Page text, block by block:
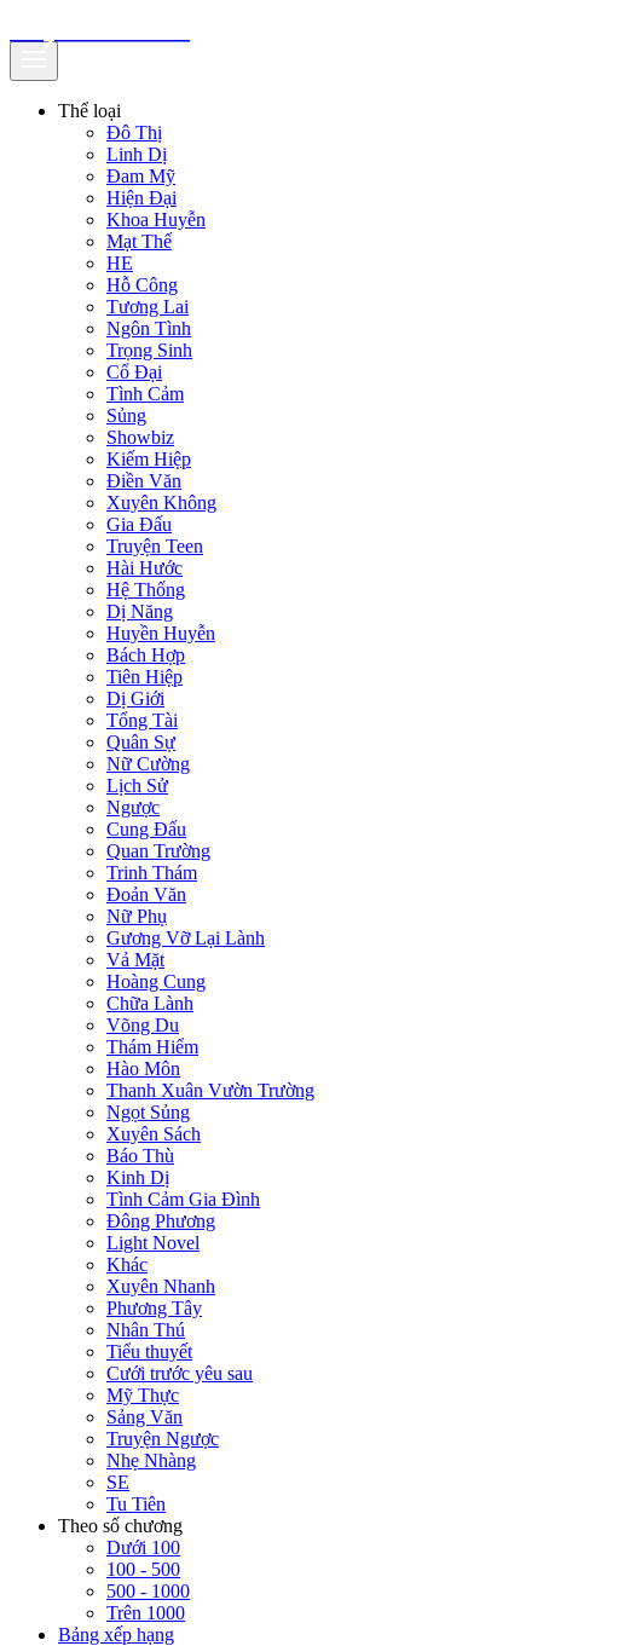
Thể loại
Đô Thị
Linh Dị
Đam Mỹ
Hiện Đại
Khoa Huyễn
Mạt Thế
HE
Hỗ Công
Tương Lai
Ngôn Tình
Trọng Sinh
Cổ Đại
Tình Cảm
Sủng
Showbiz
Kiếm Hiệp
Điền Văn
Xuyên Không
Gia Đấu
Truyện Teen
Hài Hước
Hệ Thống
Dị Năng
Huyền Huyễn
Bách Hợp
Tiên Hiệp
Dị Giới
Tổng Tài
Quân Sự
Nữ Cường
Lịch Sử
Ngược
Cung Đấu
Quan Trường
Trinh Thám
Đoản Văn
Nữ Phụ
Gương Vỡ Lại Lành
Vả Mặt
Hoàng Cung
Chữa Lành
Võng Du
Thám Hiểm
Hào Môn
Thanh Xuân Vườn Trường
Ngọt Sủng
Xuyên Sách
Báo Thù
Kinh Dị
Tình Cảm Gia Đình
Đông Phương
Light Novel
Khác
Xuyên Nhanh
Phương Tây
Nhân Thú
Tiểu thuyết
Cưới trước yêu sau
Mỹ Thực
Sảng Văn
Truyện Ngược
Nhẹ Nhàng
SE
Tu Tiên
Theo số chương
Dưới 100
100 - 500
500 - 1000
Trên 1000
Bảng xếp hạng